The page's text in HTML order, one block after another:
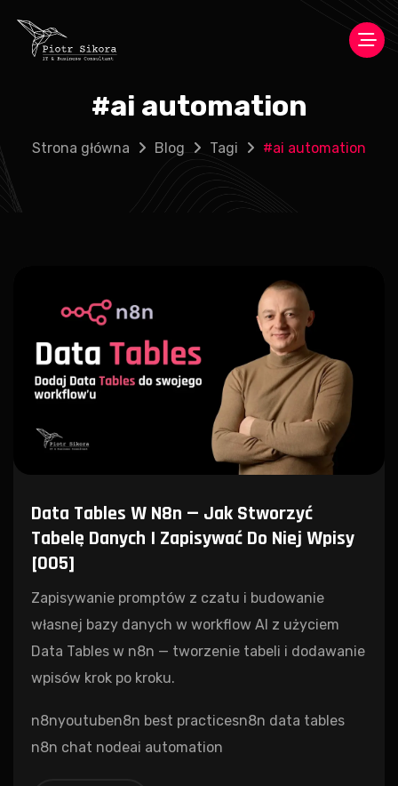
#ai automation
Strona główna Blog Tagi #ai automation
Data Tables W N8n — Jak Stworzyć
Tabelę Danych I Zapisywać Do Niej Wpisy
[005]
Zapisywanie promptów z czatu i budowanie
własnej bazy danych w workflow AI z użyciem
Data Tables w n8n — tworzenie tabeli i dodawanie
wpisów krok po kroku.
n8nyoutuben8n best practicesn8n data tables
n8n chat nodeai automation